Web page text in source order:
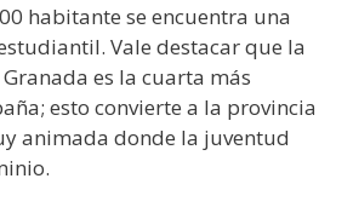
habitante se encuentra una
Vale destacar que la
es la cuarta más
esto convierte a la provincia
animada donde la juventud